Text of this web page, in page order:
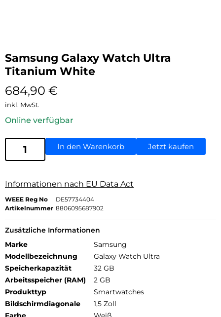
Samsung Galaxy Watch Ultra
Titanium White
684,90 €
inkl. MwSt.
Online verfügbar
In den Warenkorb Jetzt kaufen
Informationen nach EU Data Act
WEEE Reg No
DE57734404
Artikelnummer 8806095687902
Zusätzliche Informationen
Marke
Samsung
Modellbezeichnung
Galaxy Watch Ultra
Speicherkapazität
32 GB
Arbeitsspeicher (RAM)
2 GB
Produkttyp
Smartwatches
Bildschirmdiagonale
1,5 Zoll